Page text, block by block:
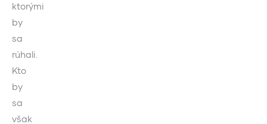
ktorými
by
sa
rúhali.
Kto
by
sa
však